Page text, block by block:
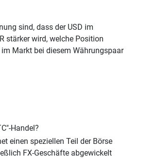
sind, dass der USD im
stärker wird, welche Position
Markt bei diesem Währungspaar
Handel?
einen speziellen Teil der Börse
FX-Geschäfte abgewickelt